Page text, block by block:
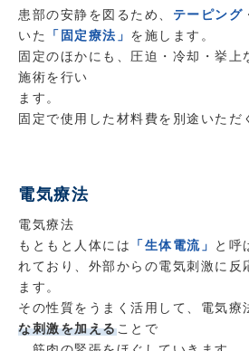
患部の安静を図るため、 テーピング
いた
「固定療法」 を施します。
固定のほかにも、圧迫・冷却・挙上
施術を行い
ます。
固定で使用した材料費を別途いただ
電気療法
電気療法
もともと人体には
「生体電流」
と呼
れており、外部からの電気刺激に反
ます。
その性質をうまく活用して、電気療
な刺激を加えることで